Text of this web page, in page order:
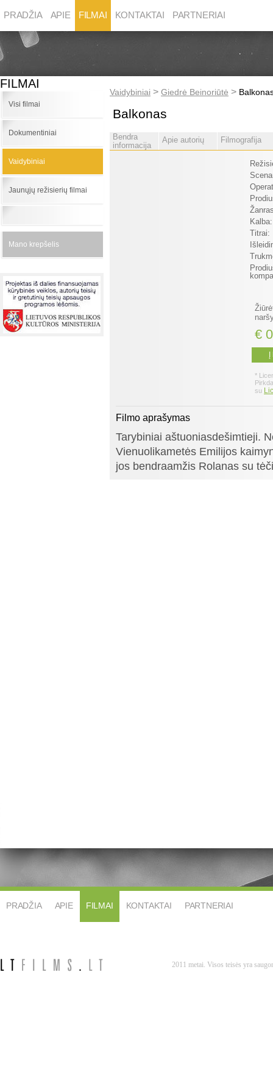
PRADŽIA APIE FILMAI KONTAKTAI PARTNERIAI
FILMAI
Visi filmai
Dokumentiniai
Vaidybiniai
Jaunųjų režisierių filmai
Mano krepšelis
Vaidybiniai > Giedrė Beinoriūtė >
Balkonas
Bendra
informacija
Apie autorių Filmografija
Kalba:
Titrai:
€
*
su
Filmo aprašymas
Tarybiniai aštuoniasdešimtieji.
Vienuolikametės Emilijos
jos bendraamžis Rolanas su
PRADŽIA APIE FILMAI KONTAKTAI PARTNERIAI
2011 metai. Visos teisės yra